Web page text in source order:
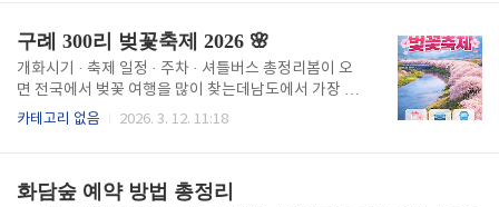
꿀팁까지 한 번에 정리해 드립니다.광양 매화축제 일정
📍 2026 광양 매화축제기간 : 2026년 3월 13일 ~ 3월
22일장소 : 전남 광양시 다압면 매화마을입장 : 광양매
화축제 입장료는 성인 6,000원, 청소년 5,000원 '관광
지 연계 무료입장' 제도를 도입( 백운산자연휴양림, 섬
구례 300리 벚꽃축제 2026 🌸
개화시기 · 축제 일정 · 주차 · 셔틀버스 총정리봄이 오
면 전국에서 벚꽃 여행을 많이 찾는데남도에서 가장 유
명한 벚꽃 명소 중 하나가 바로 구례 300리 벚꽃길입니
했습니다.✔ 벚꽃 개화 시기✔ 축제 일정✔ 주차장 정보
카테고리 없음 2026. 3. 12. 11:18
화담숲 예약 방법 총정리